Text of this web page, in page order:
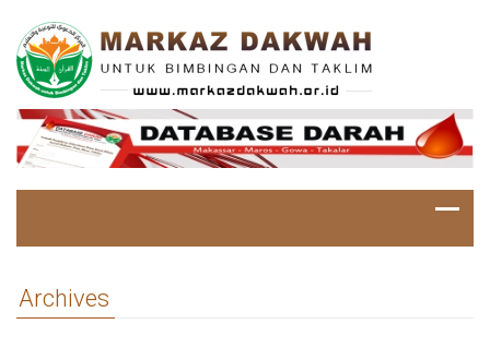
Archives